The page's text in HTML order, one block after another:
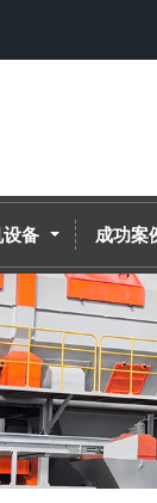
备 成功案